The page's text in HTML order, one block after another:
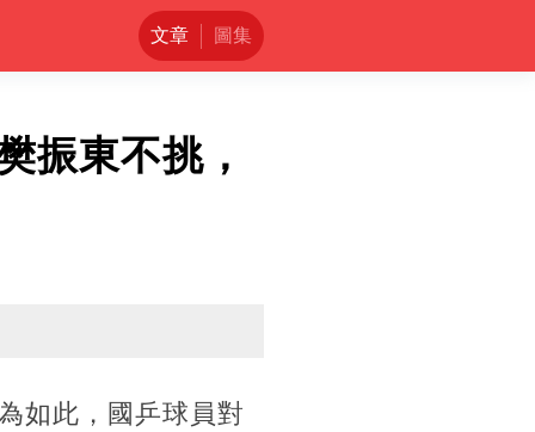
文章 圖集
振東不挑，
如此，國乒球員對